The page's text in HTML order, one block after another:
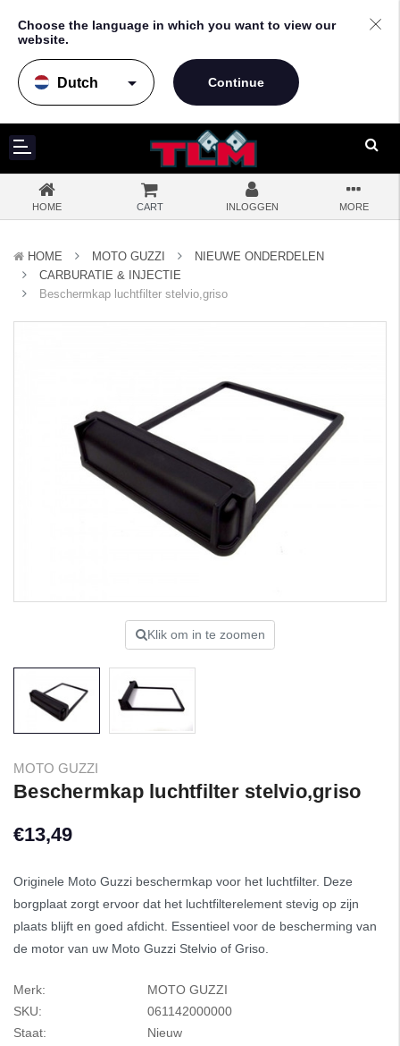
Choose the language in which you want to view our
website.
arrow_drop_down
HOME CART INLOGGEN MORE
HOME MOTO GUZZI
NIEUWE ONDERDELEN
CARBURATIE & INJECTIE
Beschermkap luchtfilter stelvio,griso
Klik om in te zoomen
MOTO GUZZI
Beschermkap luchtfilter stelvio,griso
€13,49
Originele Moto Guzzi beschermkap voor het luchtfilter. Deze
borgplaat zorgt ervoor dat het luchtfilterelement stevig op zijn
plaats blijft en goed afdicht. Essentieel voor de bescherming van
de motor van uw Moto Guzzi Stelvio of Griso.
Merk:
MOTO GUZZI
SKU:
061142000000
Staat:
Nieuw